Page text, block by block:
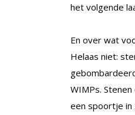
het volgende
En over wat
Helaas niet:
WIMPs.
een spoortje in